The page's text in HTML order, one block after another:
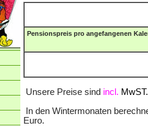
Pensionspreis pro angefangenen
Unsere Preise sind incl.
In den Wintermonaten
Euro.